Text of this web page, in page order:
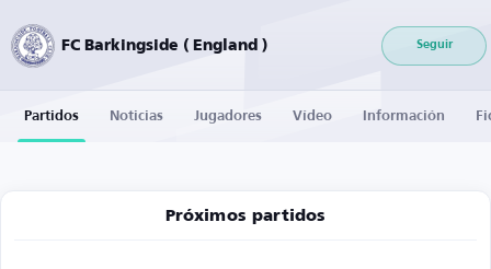
FC Barkingside ( England ) Seguir
Partidos Noticias Jugadores Vídeo Información
Próximos partidos